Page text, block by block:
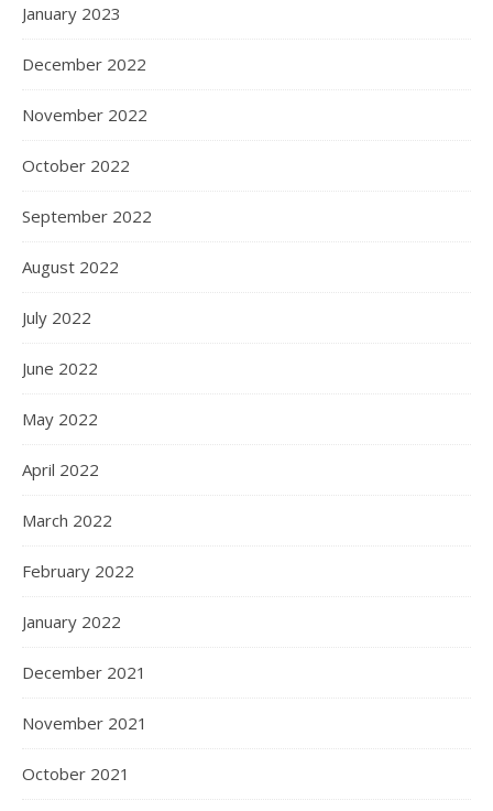
January 2023
December 2022
November 2022
October 2022
September 2022
August 2022
July 2022
June 2022
May 2022
April 2022
March 2022
February 2022
January 2022
December 2021
November 2021
October 2021